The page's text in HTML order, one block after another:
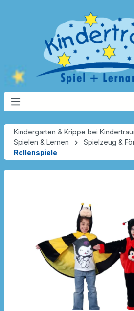
Kindergarten & Krippe bei
Spielen & Lernen
Spielzeug &
Rollenspiele